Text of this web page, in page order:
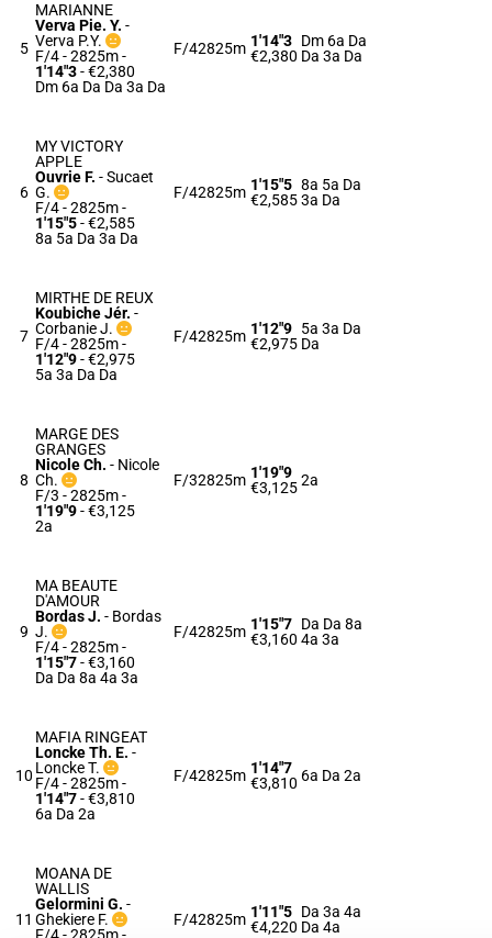
5
MARIANNE
Verva Pie. Y. -
Verva P.Y.
F/4 - 2825m-
1'14"3- €2,380
Dm 6a Da Da 3a Da
F/42825m 1'14"3
€2,380
Dm 6a Da
Da 3a Da
6
MY VICTORY
APPLE
Ouvrie F. -Sucaet
G.
F/4 - 2825m-
1'15"5- €2,585
8a 5a Da 3a Da
F/42825m 1'15"5
€2,585
8a 5a Da
3a Da
7
MIRTHE DE REUX
Koubiche Jér. -
Corbanie J.
F/4 - 2825m-
1'12"9- €2,975
5a 3a Da Da
F/42825m 1'12"9
€2,975
5a 3a Da
Da
8
MARGE DES
GRANGES
Nicole Ch. - Nicole
Ch.
F/3 - 2825m-
1'19"9- €3,125
2a
F/32825m 1'19"9
€3,1252a
9
MA BEAUTE
D'AMOUR
Bordas J. - Bordas
J.
F/4 - 2825m-
1'15"7- €3,160
Da Da 8a 4a 3a
F/42825m 1'15"7
€3,160
Da Da 8a
4a 3a
10
MAFIA RINGEAT
Loncke Th. E. -
Loncke T.
F/4 - 2825m-
1'14"7- €3,810
6a Da 2a
F/42825m 1'14"7
€3,810 6a Da 2a
11
MOANA DE
WALLIS
Gelormini G. -
Ghekiere F.
F/42825m 1'11"5
€4,220
Da 3a 4a
Da 4a